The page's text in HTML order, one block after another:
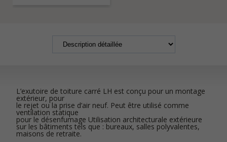
L’exutoire de toiture carré LH est conçu pour un montage
extérieur, pour
le rejet ou la prise d’air neuf. Peut être utilisé comme
ventilation statique
pour le désenfumage Utilisation architecturale extérieure
sur les bâtiments tels que : bureaux, salles polyvalentes,
maisons de retraite.